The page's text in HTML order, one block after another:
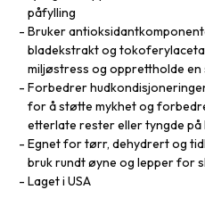
påfylling
Bruker
bladekstrakt og
miljøstress og opprettholde en
Forbedrer
for å støtte mykhet og
etterlate rester eller tyngde på
Egnet for tørr, dehydrert og
bruk rundt øyne og lepper for
Laget i USA